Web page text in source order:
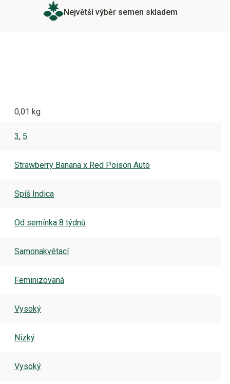
Největší výběr semen skladem
0,01 kg
3, 5
Strawberry Banana x Red Poison Auto
Spíš Indica
Od semínka 8 týdnů
Samonakvétací
Feminizovaná
Vysoký
Nízký
Vysoký